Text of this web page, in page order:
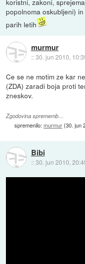
koristni, zakoni,
popolnoma oskubljeni)
parih letih
murmur
::30. jun 2010,
Ce se ne motim ze kar
(ZDA) zaradi boja proti
zneskov.
Zgodovina sprememb…
spremenilo:murmur(30. jun
Bibi
::30. jun 2010,